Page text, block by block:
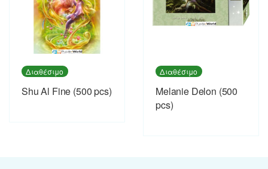
Διαθέσιμο
Shu Al Fine (500 pcs)
Διαθέσιμο
Melanie Delon (500
pcs)